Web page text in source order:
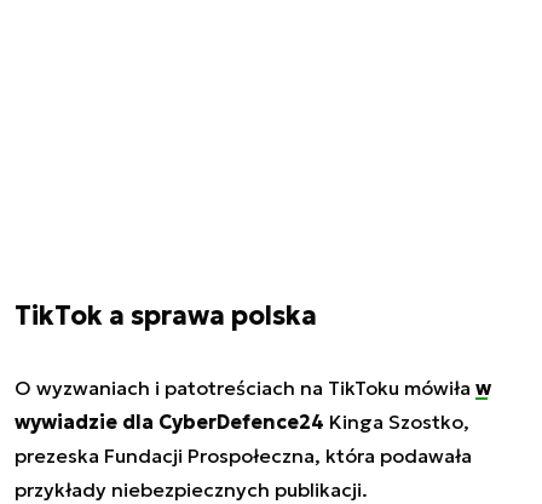
TikTok a sprawa polska
O wyzwaniach i patotreściach na TikToku mówiła w
wywiadzie dla CyberDefence24 Kinga Szostko,
prezeska Fundacji Prospołeczna, która podawała
przykłady niebezpiecznych publikacji.